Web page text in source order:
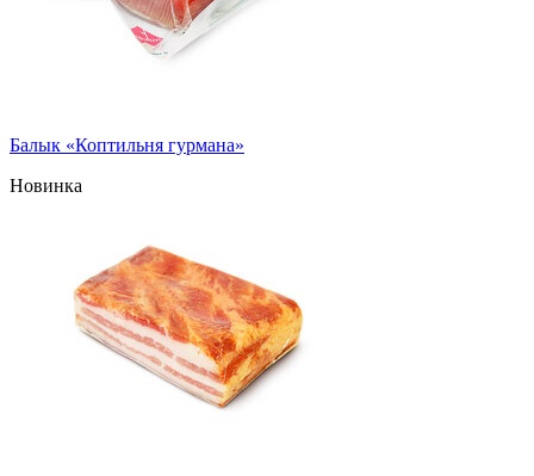
Балык «Коптильня гурмана»
Новинка